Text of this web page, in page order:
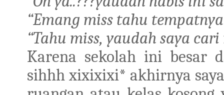
“Emang miss tahu
“Tahu miss, yaudah saya
Karena sekolah ini besar
sihhh xixixixi* akhirnya